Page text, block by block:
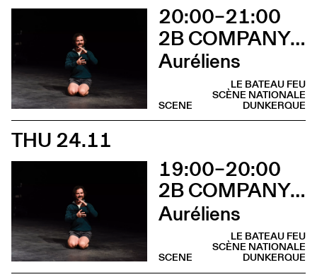
20:00–21:00
2B COMPANY - FRANÇOIS GREMAUD
Auréliens
LE BATEAU FEU
SCÈNE NATIONALE
DUNKERQUE
SCENE
THU 24.11
19:00–20:00
2B COMPANY - FRANÇOIS GREMAUD
Auréliens
LE BATEAU FEU
SCÈNE NATIONALE
DUNKERQUE
SCENE